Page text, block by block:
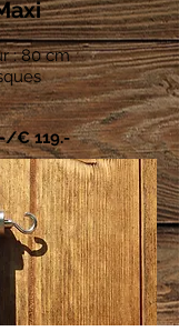
: 80 cm
€ 119.-